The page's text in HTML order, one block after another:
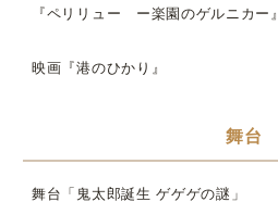
『ペリリュー ー楽園のゲルニカー』
映画『港のひかり』
舞台
舞台「鬼太郎誕生 ゲゲゲの謎」